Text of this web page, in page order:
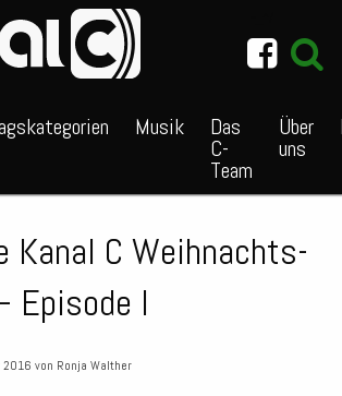
Musik Das
C-
Team
Über
uns
Kanal C Weihnachts-
Episode I
2016 von Ronja Walther